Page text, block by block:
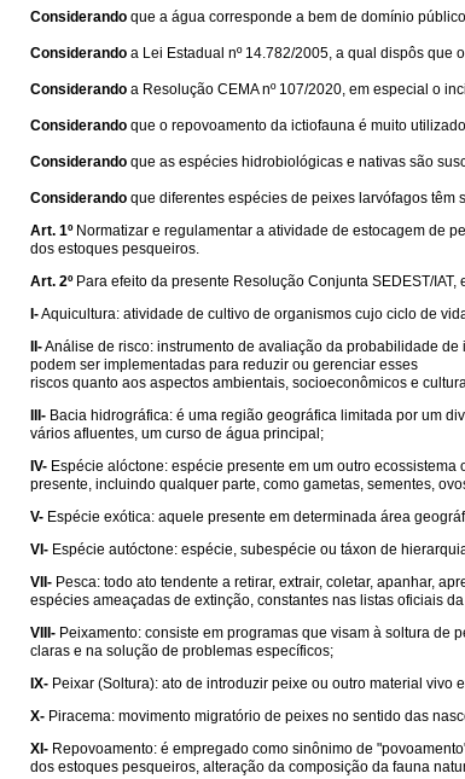
Considerando que a água corresponde a bem de domínio
Considerando a Lei Estadual nº 14.782/2005, a qual dispôs que
Considerando a Resolução CEMA nº 107/2020, em especial o
Considerando que o repovoamento da ictiofauna é muito
Considerando que as espécies hidrobiológicas e nativas são
Considerando que diferentes espécies de peixes larvófagos
Art. 1º Normatizar e regulamentar a atividade de estocagem de
dos estoques pesqueiros.
Art. 2º Para efeito da presente Resolução Conjunta SEDEST/IAT,
I-Aquicultura: atividade de cultivo de organismos cujo ciclo de
II-Análise de risco: instrumento de avaliação da probabilidade
podem ser implementadas para reduzir ou gerenciar esses
riscos quanto aos aspectos ambientais, socioeconômicos e
III- Bacia hidrográfica: é uma região geográfica limitada por um
vários afluentes, um curso de água principal;
IV- Espécie alóctone: espécie presente em um outro
presente, incluindo qualquer parte, como gametas, sementes,
V- Espécie exótica: aquele presente em determinada área
VI- Espécie autóctone: espécie, subespécie ou táxon de
VII- Pesca: todo ato tendente a retirar, extrair, coletar, apanhar,
espécies ameaçadas de extinção, constantes nas listas oficiais
VIII- Peixamento: consiste em programas que visam à soltura de
claras e na solução de problemas específicos;
IX- Peixar (Soltura): ato de introduzir peixe ou outro material
X- Piracema: movimento migratório de peixes no sentido das
XI- Repovoamento: é empregado como sinônimo de
dos estoques pesqueiros, alteração da composição da fauna